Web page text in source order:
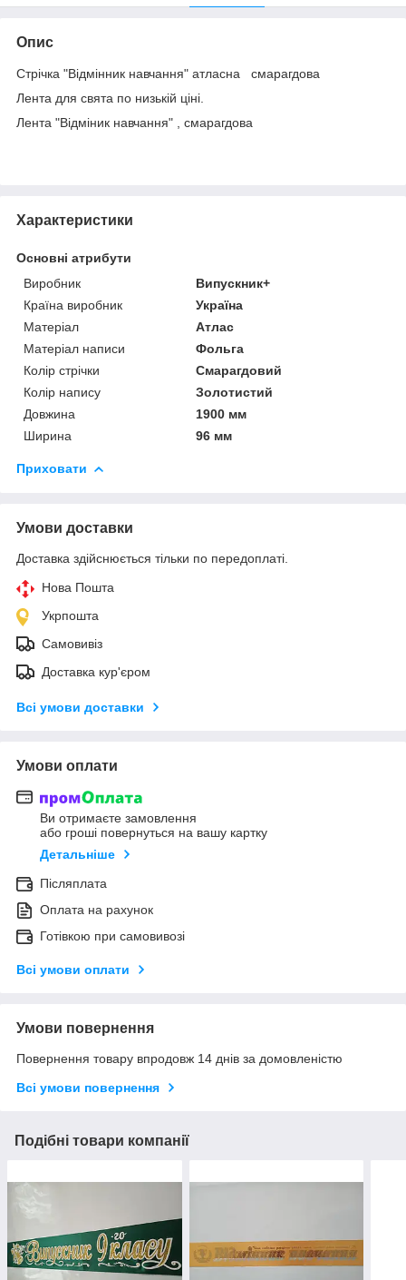
Опис
Стрічка "Відмінник навчання" атласна смарагдова
Лента для свята по низькій ціні.
Лента "Відміник навчання" , смарагдова
Характеристики
Основні атрибути
Виробник
Випускник+
Країна виробник
Україна
Матеріал
Атлас
Матеріал написи
Фольга
Колір стрічки
Смарагдовий
Колір напису
Золотистий
Довжина
1900 мм
Ширина
96 мм
Приховати
Умови доставки
Доставка здійснюється тільки по передоплаті.
Нова Пошта
Укрпошта
Самовивіз
Доставка кур'єром
Всі умови доставки
Умови оплати
Ви отримаєте замовлення
або гроші повернуться на вашу картку
Детальніше
Післяплата
Оплата на рахунок
Готівкою при самовивозі
Всі умови оплати
Умови повернення
Повернення товару впродовж 14 днів за домовленістю
Всі умови повернення
Подібні товари компанії